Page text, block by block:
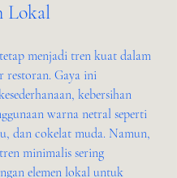
Lokal
menjadi tren kuat dalam
restoran. Gaya ini
kebersihan
warna netral seperti
dan cokelat muda. Namun,
minimalis sering
elemen lokal untuk